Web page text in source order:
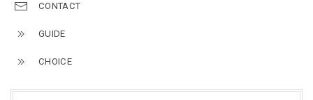
CONTACT
GUIDE
CHOICE